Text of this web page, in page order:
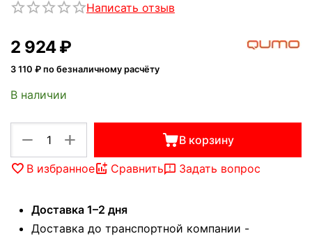
Написать отзыв
2 924₽
3 110 ₽ по безналичному расчёту
В наличии
+
− В корзину
В избранное Сравнить Задать вопрос
Доставка 1–2 дня
Доставка до транспортной компании -